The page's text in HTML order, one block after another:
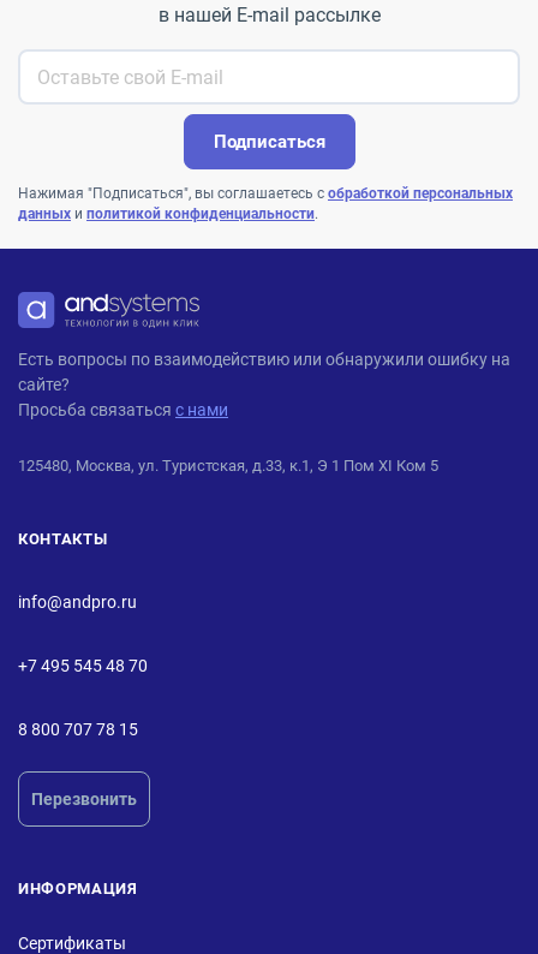
в нашей E-mail рассылке
Подписаться
Нажимая "Подписаться", вы соглашаетесь с обработкой персональных
данных и политикой конфиденциальности.
ANDPRO
Есть вопросы по взаимодействию или обнаружили ошибку на
сайте?
Просьба связаться с нами
125480, Москва, ул. Туристская, д.33, к.1, Э 1 Пом XI Ком 5
КОНТАКТЫ
info@andpro.ru
+7 495 545 48 70
8 800 707 78 15
Перезвонить
ИНФОРМАЦИЯ
Сертификаты